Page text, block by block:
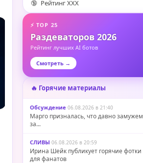
🔞 Рейтинг XXX
⚡ TOP 25
Раздеваторов 2026
Рейтинг лучших AI ботов
Смотреть →
🔥 Горячие материалы
Обсуждение·06.08.2026 в 21:40
Марго призналась, что давно замужем
за...
СЛИВЫ·06.08.2026 в 20:59
Ирина Шейк публикует горячие фотки
для фанатов